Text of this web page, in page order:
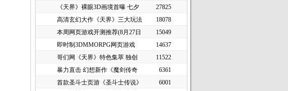
《天界》裸眼3D画境首曝 七夕
27825
高清玄幻大作《天界》三大玩法
18078
本周网页游戏开测推荐(8月27日
15049
即时制3DMMORPG网页游戏
《谜境
14637
哥们网《天界》特色集萃 独创
11522
暴力直击 幻想新作《魔剑传奇
6361
首款圣斗士页游《圣斗士传说》
6001